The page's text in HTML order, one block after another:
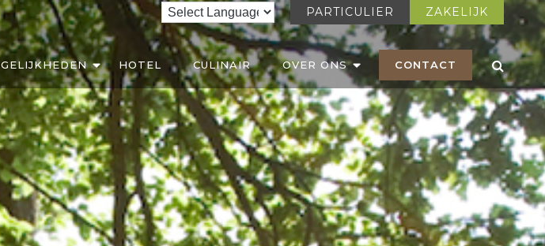
PARTICULIER ZAKELIJK
HOTEL CULINAIR OVER ONS CONTACT